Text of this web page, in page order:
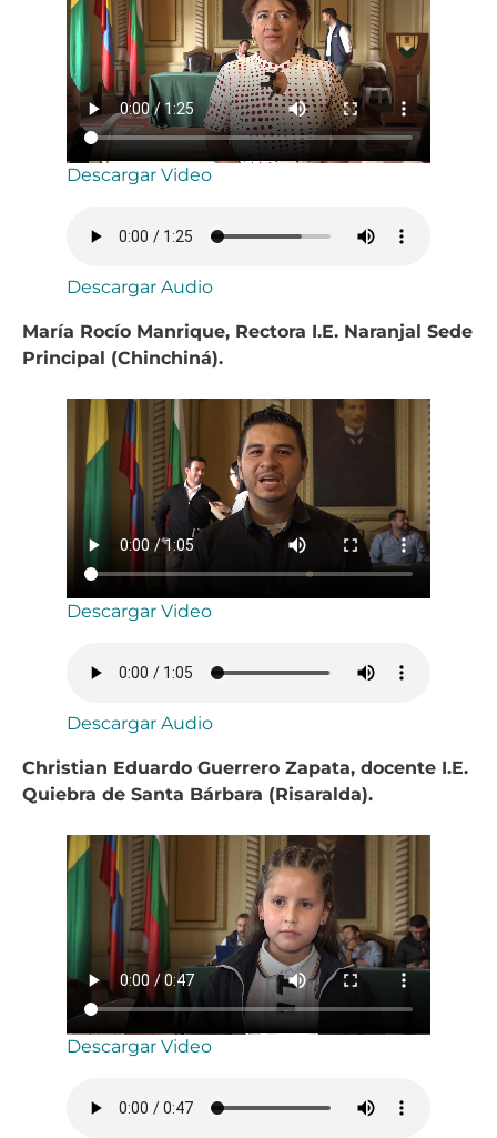
Descargar Video
Descargar Audio
⁠María Rocío Manrique, Rectora I.E. Naranjal Sede
Principal (Chinchiná).
Descargar Video
Descargar Audio
Christian Eduardo Guerrero Zapata, docente I.E.
Quiebra de Santa Bárbara (Risaralda).
Descargar Video